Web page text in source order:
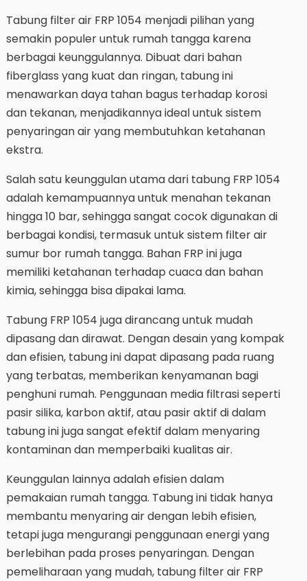
Tabung filter air FRP 1054 menjadi pilihan yang
semakin populer untuk rumah tangga karena
berbagai keunggulannya. Dibuat dari bahan
fiberglass yang kuat dan ringan, tabung ini
menawarkan daya tahan bagus terhadap korosi
dan tekanan, menjadikannya ideal untuk sistem
penyaringan air yang membutuhkan ketahanan
ekstra.
Salah satu keunggulan utama dari tabung FRP 1054
adalah kemampuannya untuk menahan tekanan
hingga 10 bar, sehingga sangat cocok digunakan di
berbagai kondisi, termasuk untuk sistem filter air
sumur bor rumah tangga. Bahan FRP ini juga
memiliki ketahanan terhadap cuaca dan bahan
kimia, sehingga bisa dipakai lama.
Tabung FRP 1054 juga dirancang untuk mudah
dipasang dan dirawat. Dengan desain yang kompak
dan efisien, tabung ini dapat dipasang pada ruang
yang terbatas, memberikan kenyamanan bagi
penghuni rumah. Penggunaan media filtrasi seperti
pasir silika, karbon aktif, atau pasir aktif di dalam
tabung ini juga sangat efektif dalam menyaring
kontaminan dan memperbaiki kualitas air.
Keunggulan lainnya adalah efisien dalam
pemakaian rumah tangga. Tabung ini tidak hanya
membantu menyaring air dengan lebih efisien,
tetapi juga mengurangi penggunaan energi yang
berlebihan pada proses penyaringan. Dengan
pemeliharaan yang mudah, tabung filter air FRP